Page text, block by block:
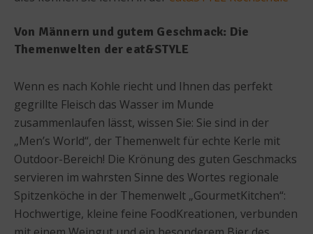
Von Männern und gutem Geschmack: Die
Themenwelten der eat&STYLE
Wenn es nach Kohle riecht und Ihnen das perfekt
gegrillte Fleisch das Wasser im Munde
zusammenlaufen lässt, wissen Sie: Sie sind in der
„Men’s World“, der Themenwelt für echte Kerle mit
Outdoor-Bereich! Die Krönung des guten Geschmacks
servieren im wahrsten Sinne des Wortes regionale
Spitzenköche in der Themenwelt „GourmetKitchen“:
Hochwertige, kleine feine FoodKreationen, verbunden